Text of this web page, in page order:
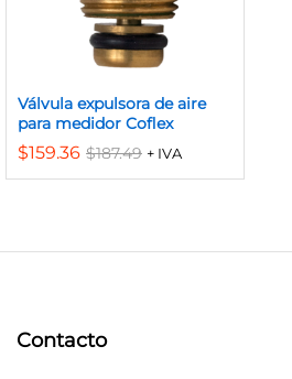
Válvula expulsora de aire
para medidor Coflex
$159.36 $187.49 + IVA
Contacto